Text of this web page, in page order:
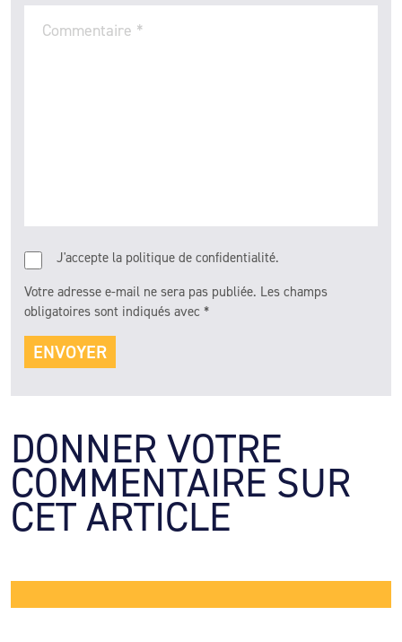
Votre adresse e-mail ne sera pas publiée. Les champs
obligatoires sont indiqués avec *
Commentaire *
J'accepte la politique de confidentialité.
DONNER VOTRE
COMMENTAIRE SUR
CET ARTICLE